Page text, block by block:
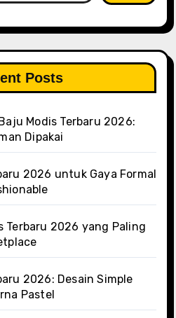
Posts
Modis Terbaru 2026:
Dipakai
2026 untuk Gaya Formal
Terbaru 2026 yang Paling
2026: Desain Simple
Pastel